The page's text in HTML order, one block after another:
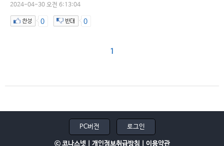
2024-04-30 오전 6:13:04
0 0
1
PC버전 로그인
ⓒ 코나스넷 | 개인정보취급방침 이용약관